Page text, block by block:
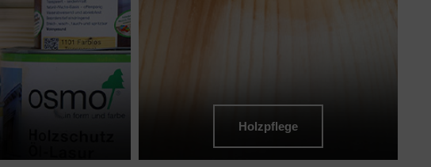
Holzpflege